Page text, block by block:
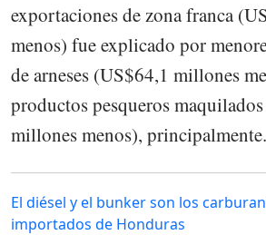
exportaciones de zona franca
menos) fue explicado por
de arneses (US$64,1 millones
productos pesqueros
millones menos), principalmente.
El diésel y el bunker son los
importados de Honduras